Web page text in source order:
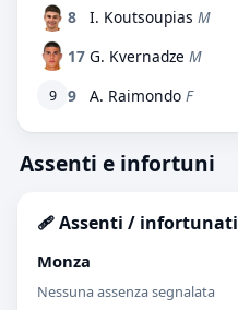
8
I. Koutsoupias M
17 G. Kvernadze M
9 9 A. Raimondo F
Assenti e infortuni
🩹 Assenti / infortunati
Monza
Nessuna assenza segnalata